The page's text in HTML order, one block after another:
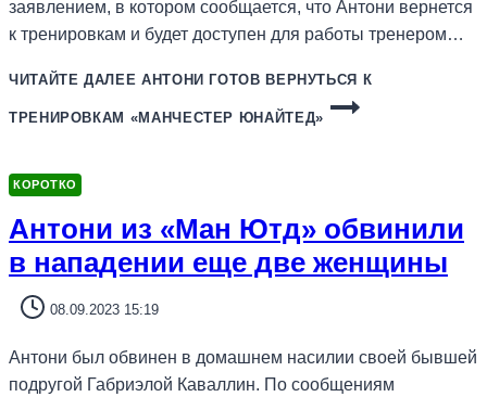
заявлением, в котором сообщается, что Антони вернется
к тренировкам и будет доступен для работы тренером…
ЧИТАЙТЕ ДАЛЕЕ АНТОНИ ГОТОВ ВЕРНУТЬСЯ К
ТРЕНИРОВКАМ «МАНЧЕСТЕР ЮНАЙТЕД»
КОРОТКО
Антони из «Ман Ютд» обвинили
в нападении еще две женщины
08.09.2023 15:19
Антони был обвинен в домашнем насилии своей бывшей
подругой Габриэлой Каваллин. По сообщениям